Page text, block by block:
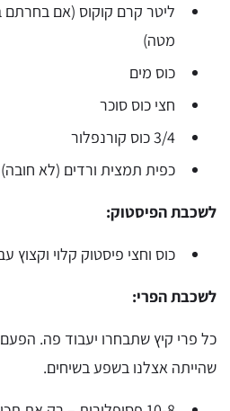
ליטר קרם קוקוס (אם בחרתם
מטה)
כוס מים
חצי כוס סוכר
3/4 כוס קורנפלור
כפית תמצית ורדים (לא חובה)
לשכבת הפיסטוק:
כוס וחצי פיסטוק קלוי וקצוץ
לשכבת הפרי:
כל פרי קיץ שתבחרו יעבוד פה.
שהייתה אצלנו בשפע בשיחים.